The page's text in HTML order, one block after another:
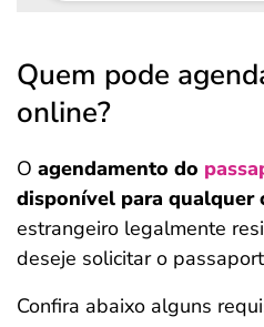
Quem pode
online?
O agendamento do
disponível para qualquer
estrangeiro legalmente
deseje solicitar o
Confira abaixo alguns